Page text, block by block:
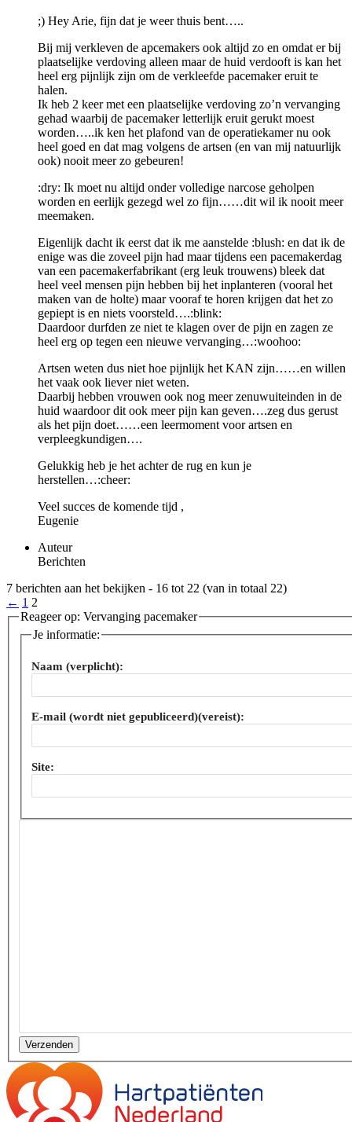
;) Hey Arie, fijn dat je weer thuis bent…..
Bij mij verkleven de apcemakers ook altijd zo en omdat er bij
plaatselijke verdoving alleen maar de huid verdooft is kan het
heel erg pijnlijk zijn om de verkleefde pacemaker eruit te
halen.
Ik heb 2 keer met een plaatselijke verdoving zo’n vervanging
gehad waarbij de pacemaker letterlijk eruit gerukt moest
worden…..ik ken het plafond van de operatiekamer nu ook
heel goed en dat mag volgens de artsen (en van mij natuurlijk
ook) nooit meer zo gebeuren!
:dry: Ik moet nu altijd onder volledige narcose geholpen
worden en eerlijk gezegd wel zo fijn……dit wil ik nooit meer
meemaken.
Eigenlijk dacht ik eerst dat ik me aanstelde :blush: en dat ik de
enige was die zoveel pijn had maar tijdens een pacemakerdag
van een pacemakerfabrikant (erg leuk trouwens) bleek dat
heel veel mensen pijn hebben bij het inplanteren (vooral het
maken van de holte) maar vooraf te horen krijgen dat het zo
gepiept is en niets voorsteld….:blink:
Daardoor durfden ze niet te klagen over de pijn en zagen ze
heel erg op tegen een nieuwe vervanging…:woohoo:
Artsen weten dus niet hoe pijnlijk het KAN zijn……en willen
het vaak ook liever niet weten.
Daarbij hebben vrouwen ook nog meer zenuwuiteinden in de
huid waardoor dit ook meer pijn kan geven….zeg dus gerust
als het pijn doet……een leermoment voor artsen en
verpleegkundigen….
Gelukkig heb je het achter de rug en kun je
herstellen…:cheer:
Veel succes de komende tijd ,
Eugenie
Auteur
Berichten
7 berichten aan het bekijken - 16 tot 22 (van in totaal 22)
← 1 2
Reageer op: Vervanging pacemaker
Je informatie:
Naam (verplicht):
E-mail (wordt niet gepubliceerd)(vereist):
Site:
Verzenden